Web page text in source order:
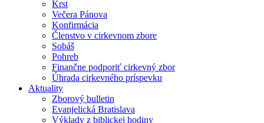
Krst
Večera Pánova
Konfirmácia
Členstvo v cirkevnom zbore
Sobáš
Pohreb
Finančne podporiť cirkevný zbor
Úhrada cirkevného príspevku
Aktuality
Zborový bulletin
Evanjelická Bratislava
Výklady z biblickej hodiny